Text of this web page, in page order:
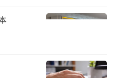
旭化成宣布10.6亿美
Calliditas，获得其核